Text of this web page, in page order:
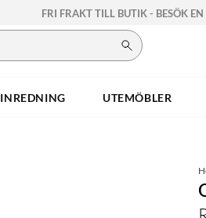
FRI FRAKT TILL BUTIK - BESÖK
INREDNING UTEMÖBLER